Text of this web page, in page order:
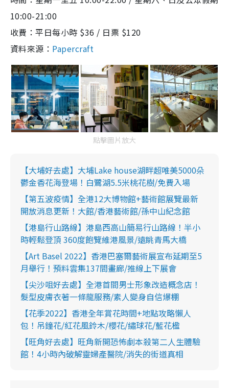
10:00-21:00
收費：平日每小時 $36 / 日票 $120
資料來源： Papercraft
點擊圖片放大
【大埔好去處】大埔Lake house湖畔超唯美5000朵
鬱金香花海登場！白鷺湖5.5米桃花樹/免費入場
【第五波疫情】全港12大博物館+藝術館展覽最新
開放消息更新！大館/香港藝術館/孫中山紀念館
【港島行山路線】港島西高山簡易行山路線！半小
時輕鬆登頂 360度飽覽維港風景/遠眺青馬大橋
【Art Basel 2022】香港巴塞爾藝術展宣布延期至5
月舉行！預料雲集137間畫廊/推線上下展會
【尖沙咀好去處】全港首間男士形象改造概念店！
髮型皮膚衣著一條龍服務/素人變身自信爆棚
【花季2022】香港全年賞花時間+地點攻略懶人
包！吊鐘花/紅花風鈴木/櫻花/繡球花/藍花楹
【旺角好去處】旺角新開恐怖劇本殺第二人生體驗
館！4小時內破解靈婦產醫院/消失的街道真相